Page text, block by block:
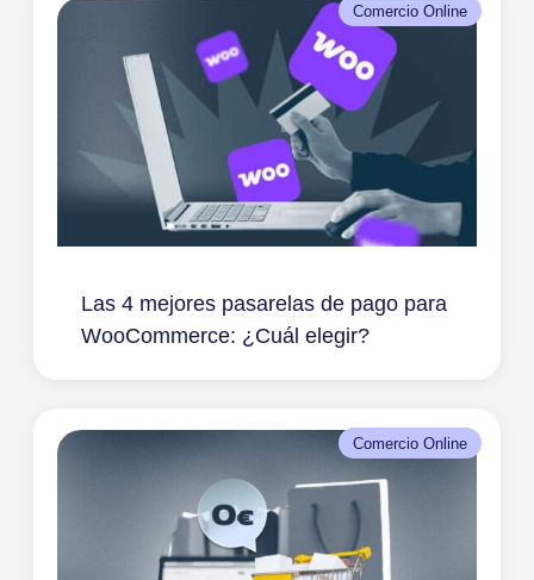
Comercio Online
Las 4 mejores pasarelas de pago para
WooCommerce: ¿Cuál elegir?
Comercio Online